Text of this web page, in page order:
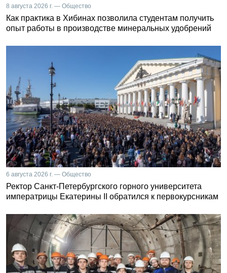
8 августа 2026 г. — Общество
Как практика в Хибинах позволила студентам получить
опыт работы в производстве минеральных удобрений
6 августа 2026 г. — Общество
Ректор Санкт-Петербургского горного университета
императрицы Екатерины II обратился к первокурсникам